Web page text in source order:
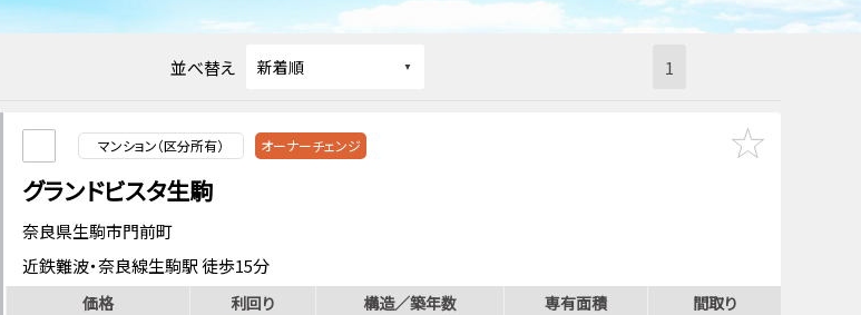
並べ替え 1
マンション（区分所有） オーナーチェンジ
グランドビスタ生駒
奈良県生駒市門前町
近鉄難波・奈良線生駒駅 徒歩15分
近鉄生駒ケーブル線宝山寺駅 徒歩4分
価格 利回り 構造／築年数 専有面積 間取り